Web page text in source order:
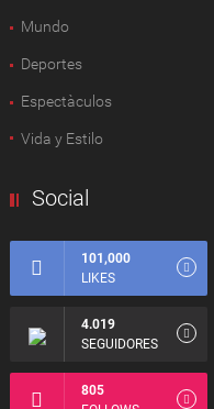
Mundo
Deportes
Espectàculos
Vida y Estilo
Social
101,000
LIKES
4.019
SEGUIDORES
805